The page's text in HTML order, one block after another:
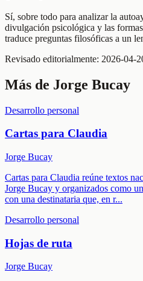
Sí, sobre todo para analizar la
divulgación psicológica y las
traduce preguntas filosóficas a un
Revisado editorialmente: 2026-04-
Más de Jorge Bucay
Desarrollo personal
Cartas para Claudia
Jorge Bucay
Cartas para Claudia reúne textos
Jorge Bucay y organizados como
con una destinataria que, en r...
Desarrollo personal
Hojas de ruta
Jorge Bucay